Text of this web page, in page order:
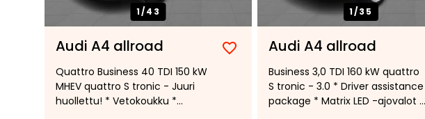
1/43
Audi A4 allroad
Lisää
suosikiksi
Poista
suosikeista
Quattro Business 40 TDI 150 kW
MHEV quattro S tronic - Juuri
huollettu! * Vetokoukku *
1/35
Audi A4 allroad
Business 3,0 TDI 160 kW quattro
S tronic - 3.0 * Driver assistance
package * Matrix LED -ajovalot *